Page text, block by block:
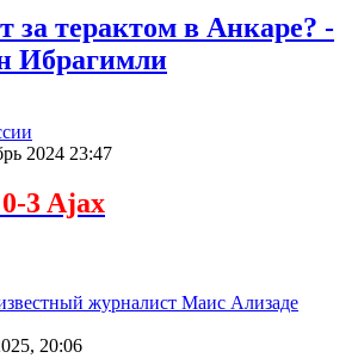
за терактом в Анкаре? -
Ибрагимли
2024 23:47
3 Ajax
20:06